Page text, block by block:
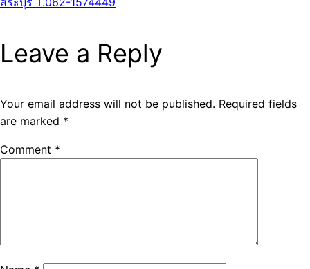
Leave a Reply
Your email address will not be published. Required fields
are marked *
Comment *